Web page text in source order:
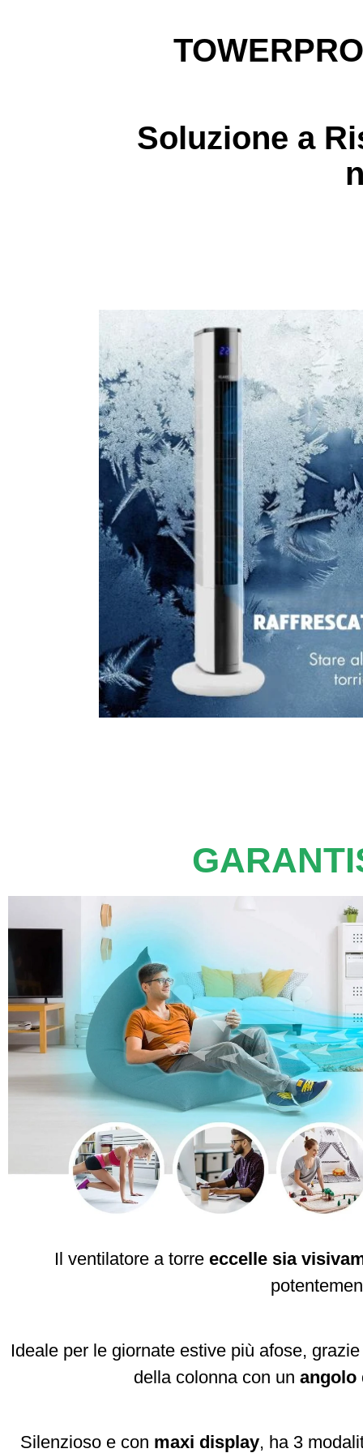
Soluzione a
Il ventilatore a torre eccelle sia
Ideale per le giornate estive più afose,
della colonna con un angolo
Silenzioso e con maxi display, ha 3